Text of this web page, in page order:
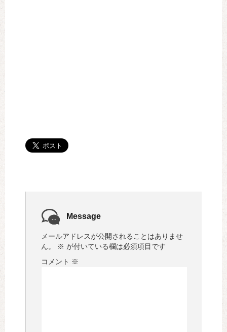
Message
メールアドレスが公開されることはありませ
ん。
※ が付いている欄は必須項目です
コメント ※